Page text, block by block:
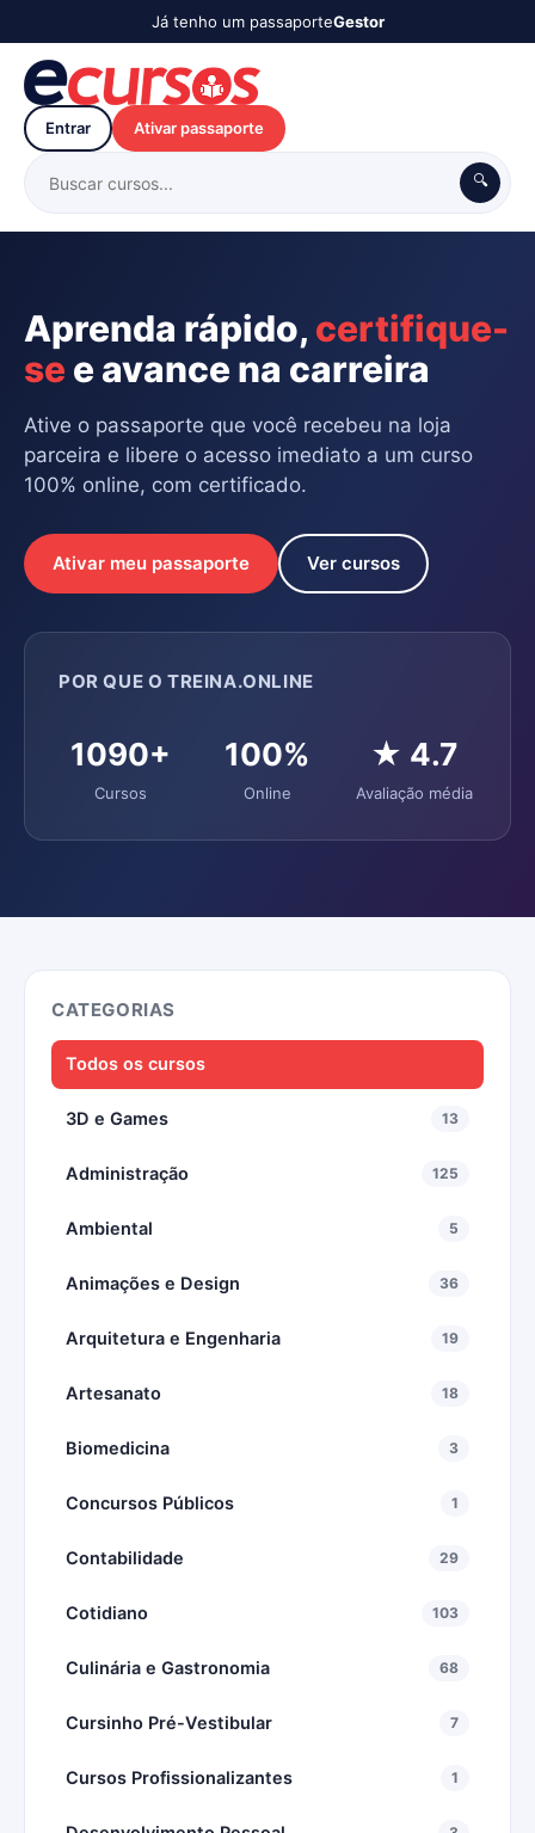
Já tenho um passaporteGestor
🔍
Entrar Ativar passaporte
Aprenda rápido, certifique-
se e avance na carreira
Ative o passaporte que você recebeu na loja
parceira e libere o acesso imediato a um curso
100% online, com certificado.
Ativar meu passaporte Ver cursos
POR QUE O TREINA.ONLINE
1090+
Cursos
100%
Online
★ 4.7
Avaliação média
CATEGORIAS
Todos os cursos
3D e Games 13
Administração 125
Ambiental 5
Animações e Design 36
Arquitetura e Engenharia 19
Artesanato 18
Biomedicina 3
Concursos Públicos 1
Contabilidade 29
Cotidiano 103
Culinária e Gastronomia 68
Cursinho Pré-Vestibular 7
Cursos Profissionalizantes 1